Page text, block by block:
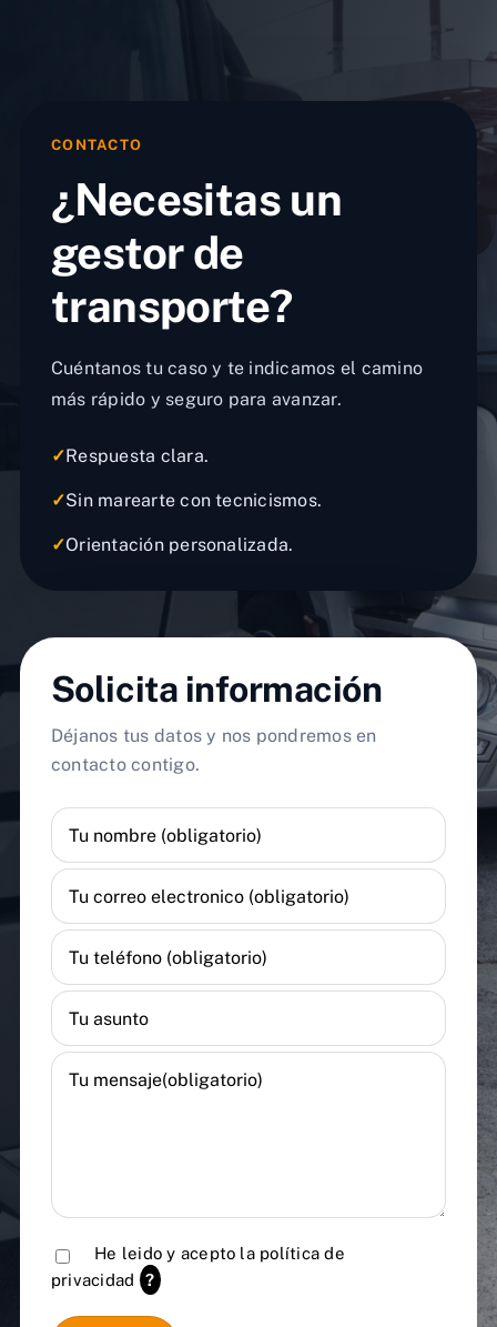
CONTACTO
¿Necesitas un
gestor de
transporte?
Cuéntanos tu caso y te indicamos el camino
más rápido y seguro para avanzar.
✓Respuesta clara.
✓Sin marearte con tecnicismos.
✓Orientación personalizada.
Solicita información
Déjanos tus datos y nos pondremos en
contacto contigo.
He leido y acepto la política de
privacidad
?